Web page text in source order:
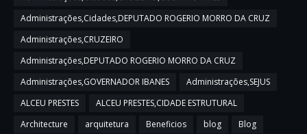
Administrações,Cidades,DEPUTADO ROGERIO MORRO DA CRUZ
Administrações,CRUZEIRO
Administrações,DEPUTADO ROGERIO MORRO DA CRUZ
Administrações,GOVERNADOR IBANES
Administrações,SEJUS
ALCEU PRESTES
ALCEU PRESTES,CIDADE ESTRUTURAL
Architecture
arquitetura Beneficios blog
Blog